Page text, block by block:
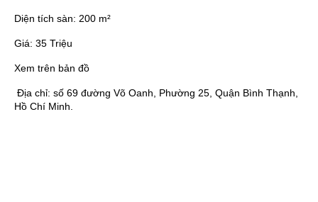
Diện tích sàn: 200 m²
Giá: 35 Triệu
Xem trên bản đồ
Địa chỉ: số 69 đường Võ Oanh, Phường 25, Quận Bình Thạnh,
Hồ Chí Minh.